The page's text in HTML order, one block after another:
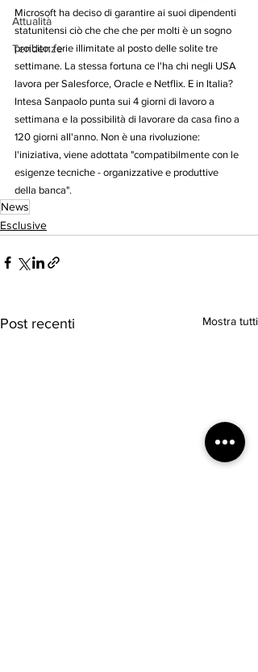
Attualità
Tendenze
Microsoft ha deciso di garantire ai suoi dipendenti
statunitensi ciò che che che per molti è un sogno
proibito: ferie illimitate al posto delle solite tre
settimane. La stessa fortuna ce l'ha chi negli USA
lavora per Salesforce, Oracle e Netflix. E in Italia?
Intesa Sanpaolo punta sui 4 giorni di lavoro a
settimana e la possibilità di lavorare da casa fino a
120 giorni all'anno. Non è una rivoluzione:
l'iniziativa, viene adottata "compatibilmente con le
esigenze tecniche - organizzative e produttive
della banca".
News
Esclusive
Post recenti Mostra tutti